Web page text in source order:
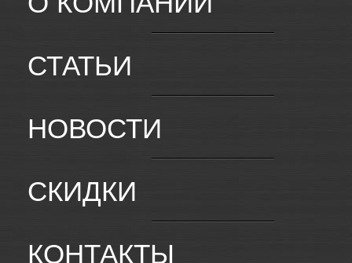
СТАТЬИ
НОВОСТИ
СКИДКИ
КОНТАКТЫ